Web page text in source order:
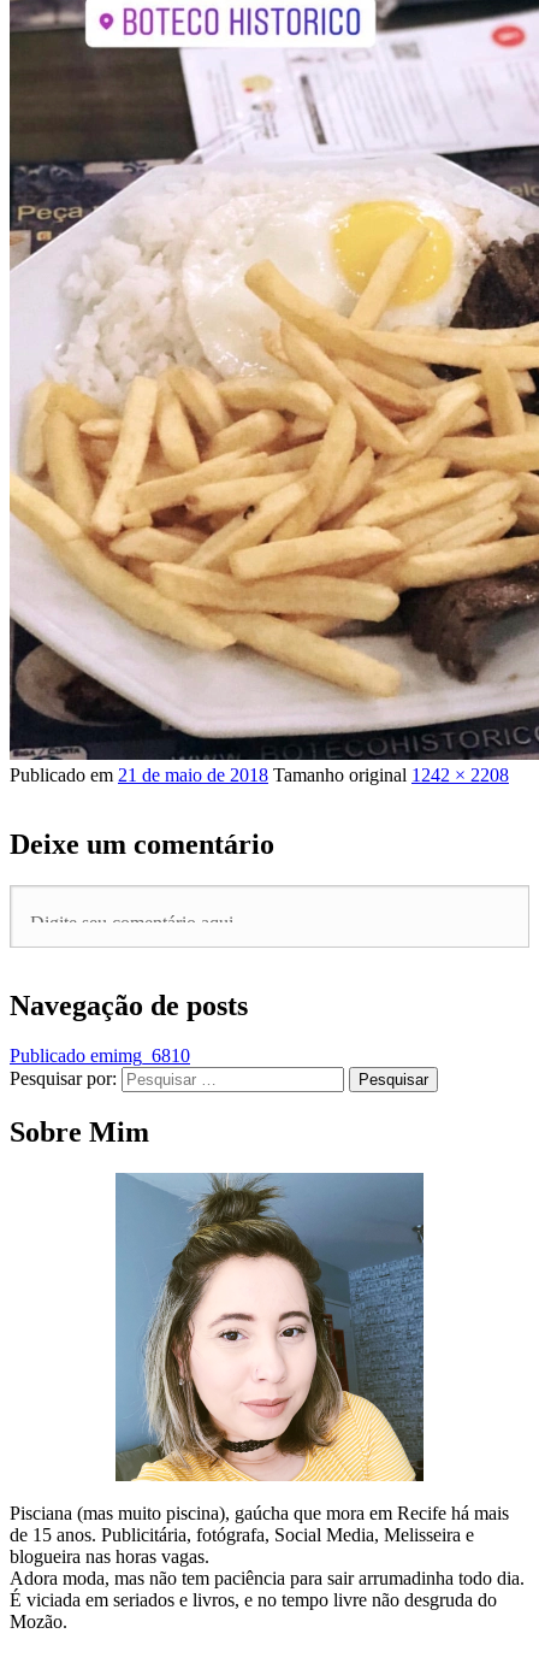
Publicado em 21 de maio de 2018 Tamanho original 1242 × 2208
Deixe um comentário
Navegação de posts
Publicado emimg_6810
Pesquisar por:
Pesquisar
Sobre Mim
Pisciana (mas muito piscina), gaúcha que mora em Recife há mais
de 15 anos. Publicitária, fotógrafa, Social Media, Melisseira e
blogueira nas horas vagas.
Adora moda, mas não tem paciência para sair arrumadinha todo dia.
É viciada em seriados e livros, e no tempo livre não desgruda do
Mozão.